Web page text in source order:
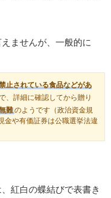
ませんが、一般的に
止されている食品などがあ
、詳細に確認してから贈り
難のようです（政治資金規
金や有価証券は公職選挙法違
紅白の蝶結びで表書き